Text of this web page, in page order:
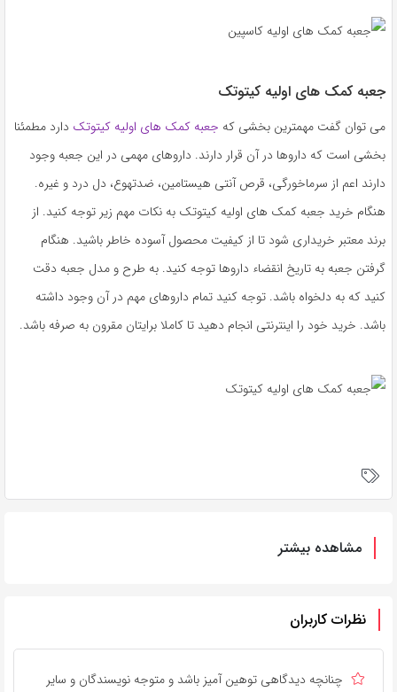
جعبه کمک های اولیه کیتوتک
می توان گفت مهمترین بخشی که جعبه کمک های اولیه کیتوتک دارد مطمئنا
بخشی است که داروها در آن قرار دارند. داروهای مهمی در این جعبه وجود
دارند اعم از سرماخورگی، قرص آنتی هیستامین، ضدتهوع، دل درد و غیره.
هنگام خرید جعبه کمک های اولیه کیتوتک به نکات مهم زیر توجه کنید. از
برند معتبر خریداری شود تا از کیفیت محصول آسوده خاطر باشید. هنگام
گرفتن جعبه به تاریخ انقضاء داروها توجه کنید. به طرح و مدل جعبه دقت
کنید که به دلخواه باشد. توجه کنید تمام داروهای مهم در آن وجود داشته
باشد. خرید خود را اینترنتی انجام دهید تا کاملا برایتان مقرون به صرفه باشد.
مشاهده بیشتر
نظرات کاربران
چنانچه دیدگاهی توهین آمیز باشد و متوجه نویسندگان و سایر